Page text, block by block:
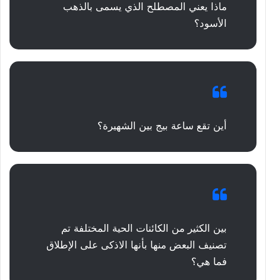
ماذا يعني المصطلح الذي يسمى بالذهب
الأسود؟
أين تقع ساعة بيج بين الشهيرة؟
بين الكثير من الكائنات الحية المختلفة تم
تصنيف البعض منها بأنها الاذكى على الإطلاق
فما هي؟